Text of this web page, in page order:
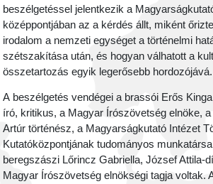
beszélgetéssel jelentkezik a
középpontjában az a kérdés állt, miként
irodalom a nemzeti egységet a történelmi
szétszakítása után, és hogyan válhatott a
összetartozás egyik legerősebb hordozójává.
A beszélgetés vendégei a brassói Erős
író, kritikus, a Magyar Írószövetség elnöke,
Artúr történész, a Magyarságkutató Intézet
Kutatóközpontjának tudományos
beregszászi Lőrincz Gabriella, József Attila-
Magyar Írószövetség elnökségi tagja voltak.